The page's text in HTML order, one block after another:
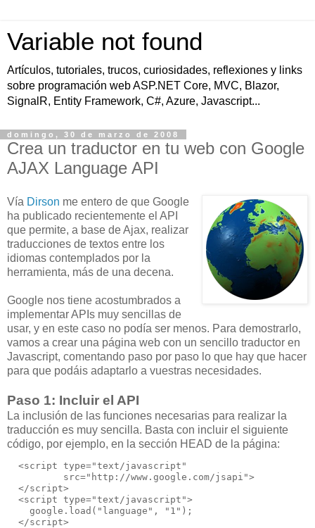
Variable not found
Artículos, tutoriales, trucos, curiosidades, reflexiones y links
sobre programación web ASP.NET Core, MVC, Blazor,
SignalR, Entity Framework, C#, Azure, Javascript...
domingo, 30 de marzo de 2008
Crea un traductor en tu web con Google
AJAX Language API
Vía Dirson me entero de que Google
ha publicado recientemente el API
que permite, a base de Ajax, realizar
traducciones de textos entre los
idiomas contemplados por la
herramienta, más de una decena.
Google nos tiene acostumbrados a
implementar APIs muy sencillas de
usar, y en este caso no podía ser menos. Para demostrarlo,
vamos a crear una página web con un sencillo traductor en
Javascript, comentando paso por paso lo que hay que hacer
para que podáis adaptarlo a vuestras necesidades.
Paso 1: Incluir el API
La inclusión de las funciones necesarias para realizar la
traducción es muy sencilla. Basta con incluir el siguiente
código, por ejemplo, en la sección HEAD de la página:
  <script type="text/javascript"
          src="http://www.google.com/jsapi">
  </script>
  <script type="text/javascript">
    google.load("language", "1");
  </script>